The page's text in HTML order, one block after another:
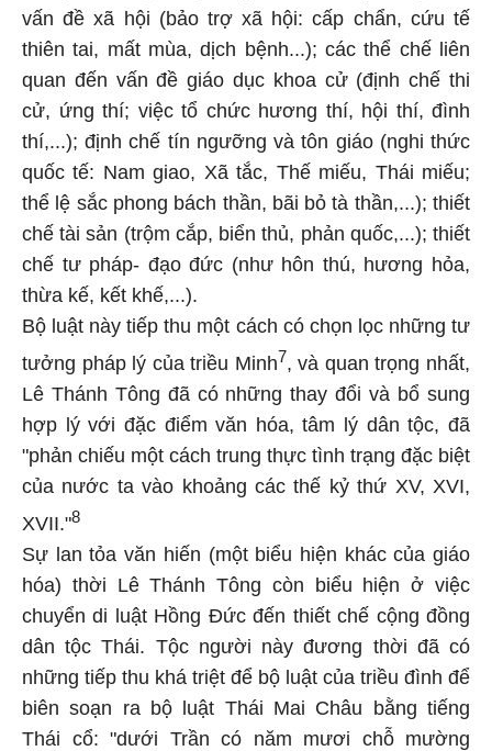
vấn đề xã hội (bảo trợ xã hội: cấp chẩn, cứu tế
thiên tai, mất mùa, dịch bệnh...); các thể chế liên
quan đến vấn đề giáo dục khoa cử (định chế thi
cử, ứng thí; việc tổ chức hương thí, hội thí, đình
thí,...); định chế tín ngưỡng và tôn giáo (nghi thức
quốc tế: Nam giao, Xã tắc, Thế miếu, Thái miếu;
thể lệ sắc phong bách thần, bãi bỏ tà thần,...); thiết
chế tài sản (trộm cắp, biển thủ, phản quốc,...); thiết
chế tư pháp- đạo đức (như hôn thú, hương hỏa,
thừa kế, kết khế,...).
Bộ luật này tiếp thu một cách có chọn lọc những tư
tưởng pháp lý của triều Minh7, và quan trọng nhất,
Lê Thánh Tông đã có những thay đổi và bổ sung
hợp lý với đặc điểm văn hóa, tâm lý dân tộc, đã
"phản chiếu một cách trung thực tình trạng đặc biệt
của nước ta vào khoảng các thế kỷ thứ XV, XVI,
XVII."8
Sự lan tỏa văn hiến (một biểu hiện khác của giáo
hóa) thời Lê Thánh Tông còn biểu hiện ở việc
chuyển di luật Hồng Đức đến thiết chế cộng đồng
dân tộc Thái. Tộc người này đương thời đã có
những tiếp thu khá triệt để bộ luật của triều đình để
biên soạn ra bộ luật Thái Mai Châu bằng tiếng
Thái cổ: "dưới Trần có năm mươi chỗ mường